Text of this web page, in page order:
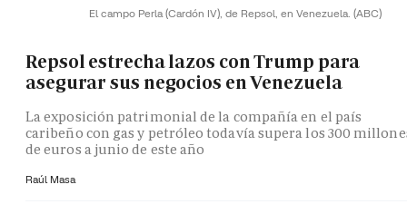
El campo Perla (Cardón IV), de Repsol, en Venezuela. (ABC)
Repsol estrecha lazos con Trump para
asegurar sus negocios en Venezuela
La exposición patrimonial de la compañía en el país
caribeño con gas y petróleo todavía supera los 300
de euros a junio de este año
Raúl Masa